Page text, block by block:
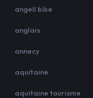
angell bike
anglais
annecy
aquitaine
aquitaine tourisme